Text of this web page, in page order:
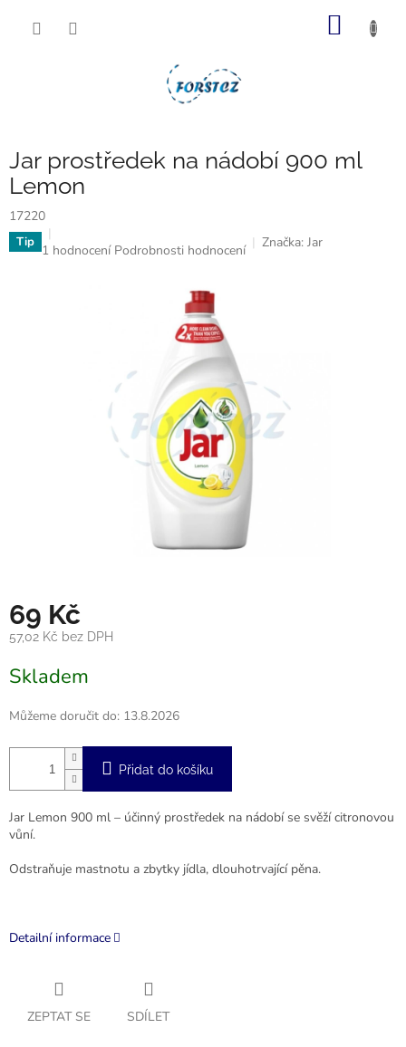
Jar prostředek na nádobí 900 ml
Lemon
17220
Tip Průměrné
1 hodnocení Podrobnosti hodnocení Značka: Jar
69 Kč
57,02 Kč bez DPH
cena:
Skladem
Můžeme doručit do: 13.8.2026
Přidat do košíku
Jar Lemon 900 ml – účinný prostředek na nádobí se svěží citronovou
vůní.
Odstraňuje mastnotu a zbytky jídla, dlouhotrvající pěna.
Detailní informace
ZEPTAT SE SDÍLET